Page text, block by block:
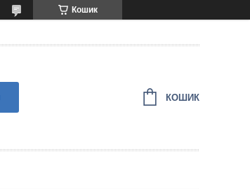
Кошик
КОШИК